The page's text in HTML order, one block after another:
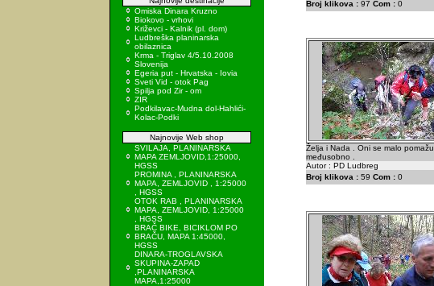
Omiska Dinara Kruzno
Biokovo - vrhovi
Križevci - Kalnik (pl. dom)
Ludbreška planinarska
obilaznica
Krma - Triglav 4/5.10.2008
Slovenija
Egeria put - Hrvatska - Iovia
Sveti Vid - otok Pag
Spilja pod Zir - om
ZIR
Podkilavac-Mudna dol-Hahlići-
Kolac-Podki
Najnovije Web shop
SVILAJA, PLANINARSKA
MAPA ZEMLJOVID,1:25000,
HGSS
PROMINA , PLANINARSKA
MAPA, ZEMLJOVID , 1:25000
, HGSS
OTOK RAB , PLANINARSKA
MAPA, ZEMLJOVID, 1:25000
, HGSS
BRAČ BIKE, BICIKLOM PO
BRAČU, MAPA 1:45000,
HGSS
DINARA-TROGLAVSKA
SKUPINA-ZAPAD
,PLANINARSKA
MAPA,1:25000
Broj klikova : 97 Com : 0
Želja i Nada . Oni se malo pomažu
međusobno .
Autor : PD Ludbreg
Broj klikova : 59 Com : 0